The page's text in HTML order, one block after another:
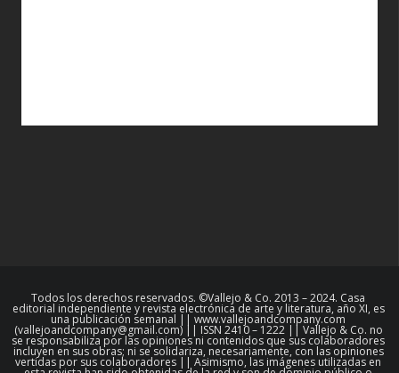
Todos los derechos reservados. ©Vallejo & Co. 2013 – 2024. Casa
editorial independiente y revista electrónica de arte y literatura, año XI, es
una publicación semanal || www.vallejoandcompany.com
(vallejoandcompany@gmail.com) || ISSN 2410 – 1222 || Vallejo & Co. no
se responsabiliza por las opiniones ni contenidos que sus colaboradores
incluyen en sus obras; ni se solidariza, necesariamente, con las opiniones
vertidas por sus colaboradores || Asimismo, las imágenes utilizadas en